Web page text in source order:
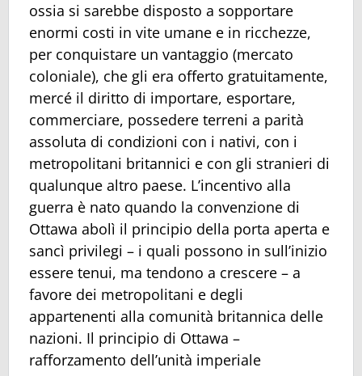
ossia si sarebbe disposto a sopportare
enormi costi in vite umane e in ricchezze,
per conquistare un vantaggio (mercato
coloniale), che gli era offerto gratuitamente,
mercé il diritto di importare, esportare,
commerciare, possedere terreni a parità
assoluta di condizioni con i nativi, con i
metropolitani britannici e con gli stranieri di
qualunque altro paese. L’incentivo alla
guerra è nato quando la convenzione di
Ottawa abolì il principio della porta aperta e
sancì privilegi – i quali possono in sull’inizio
essere tenui, ma tendono a crescere – a
favore dei metropolitani e degli
appartenenti alla comunità britannica delle
nazioni. Il principio di Ottawa –
rafforzamento dell’unità imperiale